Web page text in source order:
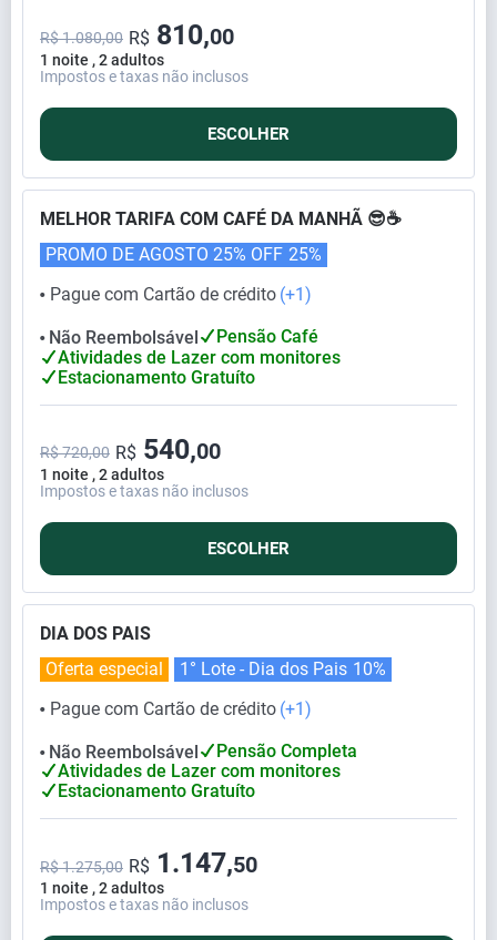
1 noite , 2 adultos
R$ 1.080,00 R$ 810,00
Impostos e taxas não inclusos
ESCOLHER
MELHOR TARIFA COM CAFÉ DA MANHÃ 😎☕
⬤ Pague com Cartão de crédito (+1)
PROMO DE AGOSTO 25% OFF 25%
⬤ Não Reembolsável
Pensão Café
Atividades de Lazer com monitores
Estacionamento Gratuíto
1 noite , 2 adultos
R$ 720,00 R$ 540,00
Impostos e taxas não inclusos
ESCOLHER
DIA DOS PAIS
⬤ Pague com Cartão de crédito (+1)
Oferta especial 1° Lote - Dia dos Pais 10%
⬤ Não Reembolsável
Pensão Completa
Atividades de Lazer com monitores
Estacionamento Gratuíto
1 noite , 2 adultos
R$ 1.275,00 R$ 1.147,50
Impostos e taxas não inclusos